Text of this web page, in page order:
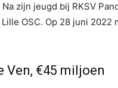
zijn jeugd bij RKSV
OSC. Op 28 juni
Ven, €45 miljoen